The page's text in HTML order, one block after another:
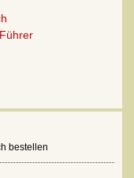
bestellen